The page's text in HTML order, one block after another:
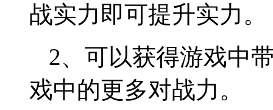
战实力即可提升实力。
2、可以获得游戏中
戏中的更多对战力。